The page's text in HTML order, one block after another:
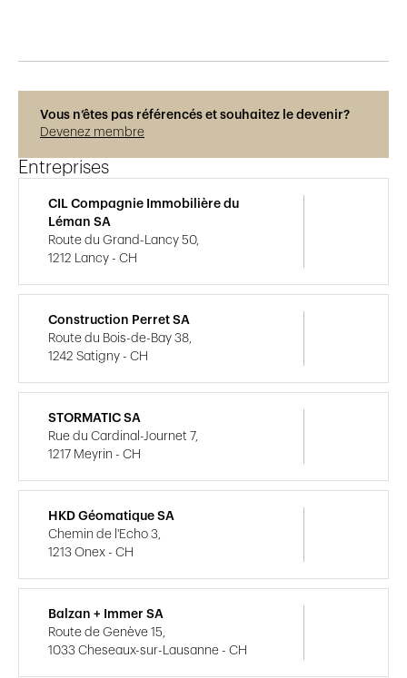
Vous n’êtes pas référencés et souhaitez le devenir?
Devenez membre
Entreprises
CIL Compagnie Immobilière du
Léman SA
Route du Grand-Lancy 50,
1212 Lancy - CH
Construction Perret SA
Route du Bois-de-Bay 38,
1242 Satigny - CH
STORMATIC SA
Rue du Cardinal-Journet 7,
1217 Meyrin - CH
HKD Géomatique SA
Chemin de l'Echo 3,
1213 Onex - CH
Balzan + Immer SA
Route de Genève 15,
1033 Cheseaux-sur-Lausanne - CH